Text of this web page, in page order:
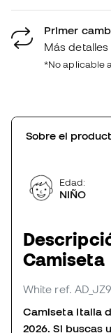
Primer
Más
*No aplicable
Sobre el
Edad:
NIÑO
Camiseta
White ref.
Camiseta Italia
2026. Si buscas